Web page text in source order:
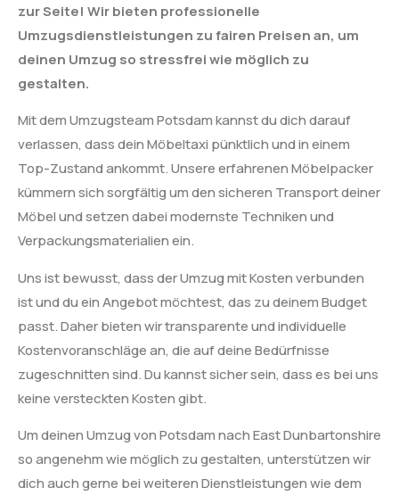
zur Seite! Wir bieten professionelle
Umzugsdienstleistungen zu fairen Preisen an, um
deinen Umzug so stressfrei wie möglich zu
gestalten.
Mit dem Umzugsteam Potsdam kannst du dich darauf
verlassen, dass dein Möbeltaxi pünktlich und in einem
Top-Zustand ankommt. Unsere erfahrenen Möbelpacker
kümmern sich sorgfältig um den sicheren Transport deiner
Möbel und setzen dabei modernste Techniken und
Verpackungsmaterialien ein.
Uns ist bewusst, dass der Umzug mit Kosten verbunden
ist und du ein Angebot möchtest, das zu deinem Budget
passt. Daher bieten wir transparente und individuelle
Kostenvoranschläge an, die auf deine Bedürfnisse
zugeschnitten sind. Du kannst sicher sein, dass es bei uns
keine versteckten Kosten gibt.
Um deinen Umzug von Potsdam nach East Dunbartonshire
so angenehm wie möglich zu gestalten, unterstützen wir
dich auch gerne bei weiteren Dienstleistungen wie dem